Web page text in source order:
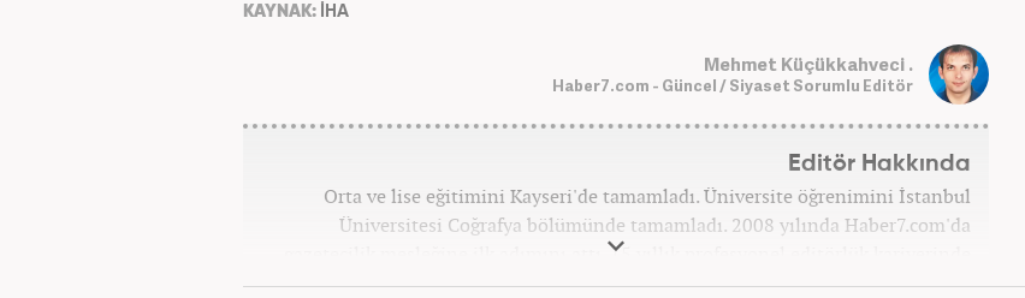
KAYNAK: İHA
Mehmet Küçükkahveci .
Haber7.com - Güncel / Siyaset Sorumlu Editör
Editör Hakkında
Orta ve lise eğitimini Kayseri'de tamamladı. Üniversite öğrenimini İstanbul
Üniversitesi Coğrafya bölümünde tamamladı. 2008 yılında Haber7.com'da
gazetecilik mesleğine ilk adımını attı. 15 yıllık profesyonel editörlük kariyerinde
tüm kategorilerde görev yaptı. Meslek hayatına Haber7.com'da 'Güncel/Siyaset